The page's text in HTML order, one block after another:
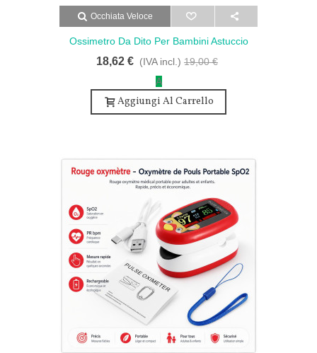
Occhiata Veloce
Ossimetro Da Dito Per Bambini Astuccio
Schermo Tft Cinghia - Saturimetro Da Dito
Preciso E Portatile - Giallo
18,62 € (IVA incl.) 19,00 €
A
Aggiungi Al Carrello